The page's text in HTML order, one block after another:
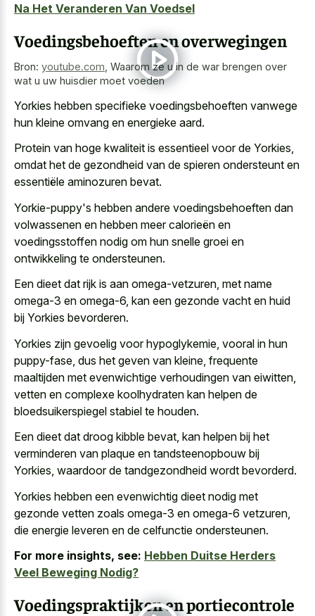
Na Het Veranderen Van Voedsel
Voedingsbehoeften en overwegingen
Bron: youtube.com Waarom ze u in de war brengen over
wat u uw huisdier moet voeden
Yorkies hebben specifieke voedingsbehoeften vanwege
hun kleine omvang en energieke aard.
Protein van hoge kwaliteit is essentieel voor de Yorkies,
omdat het de gezondheid van de spieren ondersteunt en
essentiële aminozuren bevat.
Yorkie-puppy's hebben andere voedingsbehoeften dan
volwassenen en hebben meer calorieën en
voedingsstoffen nodig om hun snelle groei en
ontwikkeling te ondersteunen.
Een dieet dat rijk is aan omega-vetzuren, met name
omega-3 en omega-6, kan een gezonde vacht en huid
bij Yorkies bevorderen.
Yorkies zijn gevoelig voor hypoglykemie, vooral in hun
puppy-fase, dus het geven van kleine, frequente
maaltijden met evenwichtige verhoudingen van eiwitten,
vetten en complexe koolhydraten kan helpen de
bloedsuikerspiegel stabiel te houden.
Een dieet dat droog kibble bevat, kan helpen bij het
verminderen van plaque en tandsteenopbouw bij
Yorkies, waardoor de tandgezondheid wordt bevorderd.
Yorkies hebben een evenwichtig dieet nodig met
gezonde vetten zoals omega-3 en omega-6 vetzuren
die energie leveren en de celfunctie ondersteunen.
For more insights, see: Hebben Duitse Herders
Veel Beweging Nodig?
Voedingspraktijken en portiecontrole